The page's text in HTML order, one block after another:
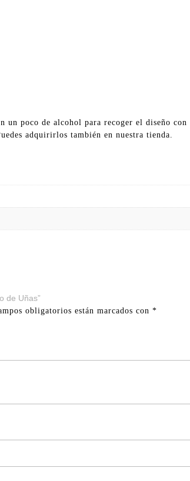
poco de alcohol para recoger el diseño con
adquirirlos también en nuestra tienda.
de Uñas”
obligatorios están marcados con *